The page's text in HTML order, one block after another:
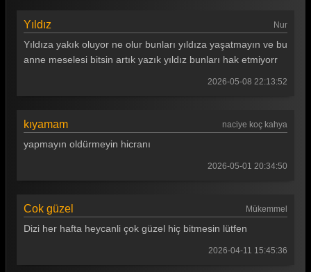
Yıldız Nur
Yıldıza yakık oluyor ne olur bunları yıldıza yaşatmayın ve bu
anne meselesi bitsin artık yazık yıldız bunları hak etmiyorr
2026-05-08 22:13:52
kıyamam naciye koç kahya
yapmayın oldürmeyin hicranı
2026-05-01 20:34:50
Cok güzel Mükemmel
Dizi her hafta heycanli çok güzel hiç bitmesin lütfen
2026-04-11 15:45:36